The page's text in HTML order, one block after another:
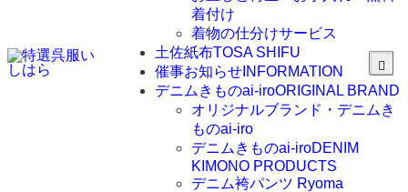
着付け
着物の仕分けサービス
土佐紙布TOSA SHIFU
催事お知らせINFORMATION
デニムきものai-iroORIGINAL BRAND
オリジナルブランド・デニムき
ものai-iro
デニムきものai-iroDENIM
KIMONO PRODUCTS
デニム袴パンツ Ryoma